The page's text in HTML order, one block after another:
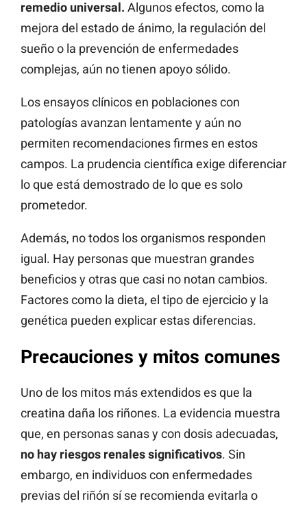
remedio universal. Algunos efectos, como la
mejora del estado de ánimo, la regulación del
sueño o la prevención de enfermedades
complejas, aún no tienen apoyo sólido.
Los ensayos clínicos en poblaciones con
patologías avanzan lentamente y aún no
permiten recomendaciones firmes en estos
campos. La prudencia científica exige diferenciar
lo que está demostrado de lo que es solo
prometedor.
Además, no todos los organismos responden
igual. Hay personas que muestran grandes
beneficios y otras que casi no notan cambios.
Factores como la dieta, el tipo de ejercicio y la
genética pueden explicar estas diferencias.
Precauciones y mitos comunes
Uno de los mitos más extendidos es que la
creatina daña los riñones. La evidencia muestra
que, en personas sanas y con dosis adecuadas,
no hay riesgos renales significativos. Sin
embargo, en individuos con enfermedades
previas del riñón sí se recomienda evitarla o